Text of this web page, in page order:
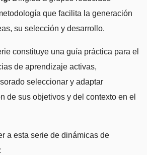
que facilita la generación
su selección y desarrollo.
constituye una guía práctica para el
de aprendizaje activas,
seleccionar y adaptar
de sus objetivos y del contexto en el
a esta serie de dinámicas de